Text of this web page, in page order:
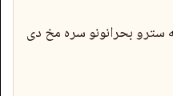
سترو بحرانونو سره مخ دی